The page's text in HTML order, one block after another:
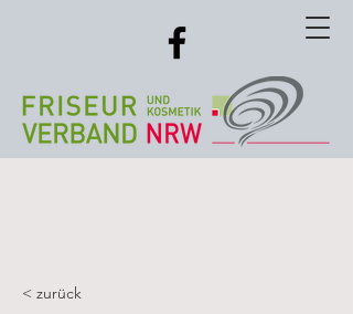
< zurück